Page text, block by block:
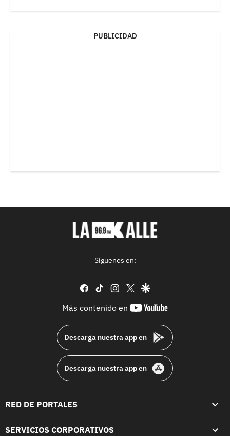
PUBLICIDAD
Síguenos en:
facebook
tiktok instagram
twittergoogle
Más contenido en
youtube-
Descarga nuestra app en
Descarga nuestra app en
RED DE PORTALES
SERVICIOS CORPORATIVOS